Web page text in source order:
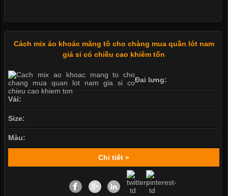
Cách mix áo khoác măng tô cho chàng mua quần lót nam
giá sỉ có chiều cao khiêm tốn
Đai lưng:
Vải:
Size:
Màu:
Chi tiết »